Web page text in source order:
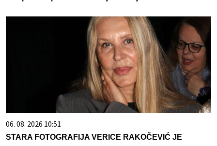
06. 08. 2026 10:51
STARA FOTOGRAFIJA VERICE RAKOČEVIĆ JE